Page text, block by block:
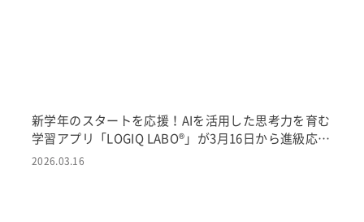
新学年のスタートを応援！AIを活用した思考力を育む
学習アプリ「LOGIQ LABO®」が3月16日から進級応援
キャンペーンを実施 〜小学校の新年度に向けた学び
2026.03.16